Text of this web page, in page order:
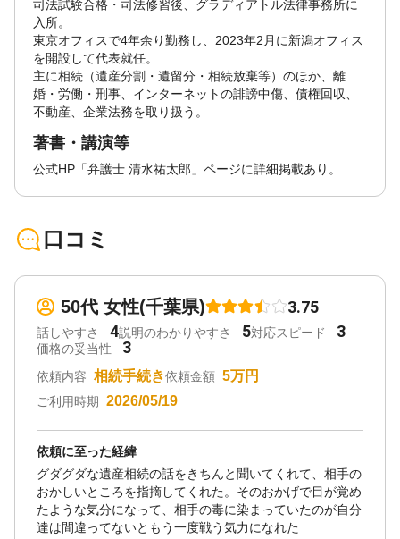
司法試験合格・司法修習後、グラディアトル法律事務所に
入所。
東京オフィスで4年余り勤務し、2023年2月に新潟オフィス
を開設して代表就任。
主に相続（遺産分割・遺留分・相続放棄等）のほか、離
婚・労働・刑事、インターネットの誹謗中傷、債権回収、
不動産、企業法務を取り扱う。
著書・講演等
公式HP「弁護士 清水祐太郎」ページに詳細掲載あり。
口コミ
50代 女性(千葉県) 3.75
話しやすさ 4説明のわかりやすさ 5対応スピード 3
価格の妥当性 3
依頼内容 相続手続き依頼金額 5万円
ご利用時期 2026/05/19
依頼に至った経緯
グダグダな遺産相続の話をきちんと聞いてくれて、相手の
おかしいところを指摘してくれた。そのおかげで目が覚め
たような気分になって、相手の毒に染まっていたのが自分
達は間違ってないともう一度戦う気力になれた